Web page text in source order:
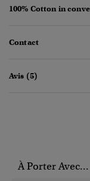
100% Cotton in
Contact
Avis (5)
À Porter Avec...